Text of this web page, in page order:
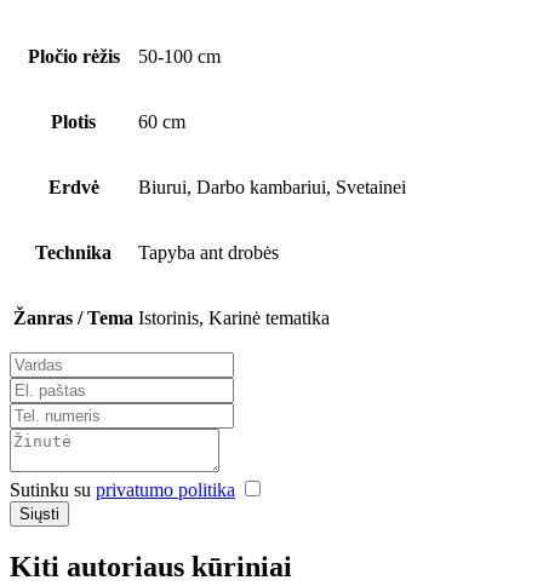
Pločio rėžis 50-100 cm
Plotis 60 cm
Erdvė Biurui, Darbo kambariui, Svetainei
Technika Tapyba ant drobės
Žanras / Tema Istorinis, Karinė tematika
Sutinku su privatumo politika
Siųsti
Kiti autoriaus kūriniai